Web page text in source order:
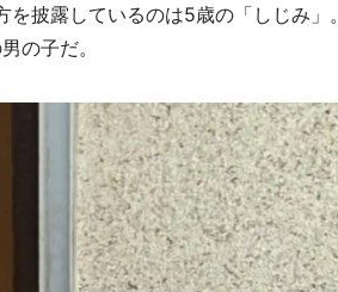
披露しているのは5歳の「しじみ」。
の子だ。